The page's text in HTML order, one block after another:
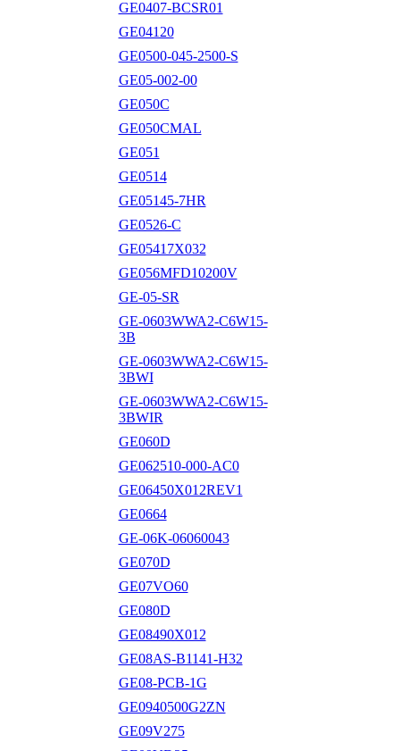
GE0407-BCSR01
GE04120
GE0500-045-2500-S
GE05-002-00
GE050C
GE050CMAL
GE051
GE0514
GE05145-7HR
GE0526-C
GE05417X032
GE056MFD10200V
GE-05-SR
GE-0603WWA2-C6W15-
3B
GE-0603WWA2-C6W15-
3BWI
GE-0603WWA2-C6W15-
3BWIR
GE060D
GE062510-000-AC0
GE06450X012REV1
GE0664
GE-06K-06060043
GE070D
GE07VO60
GE080D
GE08490X012
GE08AS-B1141-H32
GE08-PCB-1G
GE0940500G2ZN
GE09V275